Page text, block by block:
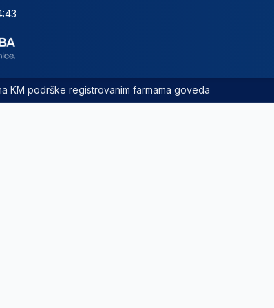
KM podrške registrovanim farmama goveda